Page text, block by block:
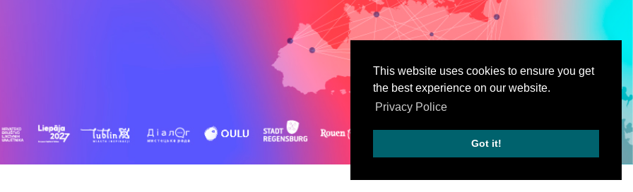
This website uses cookies to ensure you get
the best experience on our website.
Privacy Police
Got it!